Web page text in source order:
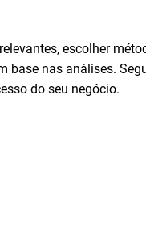
escolher
base nas análises.
do seu negócio.